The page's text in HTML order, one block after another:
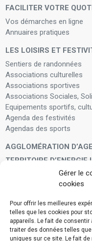
Gérer le
cookies
Pour offrir les meilleures
telles que les cookies pour
appareils. Le fait de
traiter des données telles
uniques sur ce site. Le fait
FACILITER VOTRE
Vos démarches en ligne
Annuaires pratiques
LES LOISIRS ET
Sentiers de randonnées
Associations culturelles
Associations sportives
Associations Sociales,
Equipements sportifs,
Agenda des festivités
Agendas des sports
AGGLOMÉRATION
TERRITOIRE
Enfants et adolescents
VIVRE À VOS CÔTÉS
Service municipal d’aide